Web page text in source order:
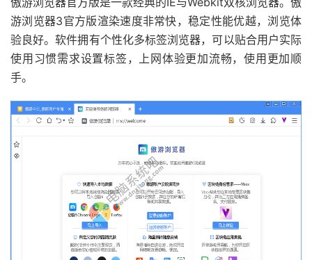
游浏览器3官方版渲染速度非常快，稳定性能优越，浏览体
验良好。软件拥有个性化多标签浏览器，可以贴合用户实际
使用习惯需求设置标签，上网体验更加流畅，使用更加顺
手。